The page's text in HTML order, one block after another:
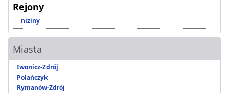
Rejony
niziny
Miasta
Iwonicz-Zdrój
Polańczyk
Rymanów-Zdrój